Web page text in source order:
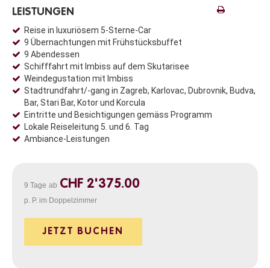
LEISTUNGEN
Reise in luxuriösem 5-Sterne-Car
9 Übernachtungen mit Frühstücksbuffet
9 Abendessen
Schifffahrt mit Imbiss auf dem Skutarisee
Weindegustation mit Imbiss
Stadtrundfahrt/-gang in Zagreb, Karlovac, Dubrovnik, Budva,
Bar, Stari Bar, Kotor und Korcula
Eintritte und Besichtigungen gemäss Programm
Lokale Reiseleitung 5. und 6. Tag
Ambiance-Leistungen
9 Tage ab CHF 2'375.00
p. P. im Doppelzimmer
JETZT BUCHEN